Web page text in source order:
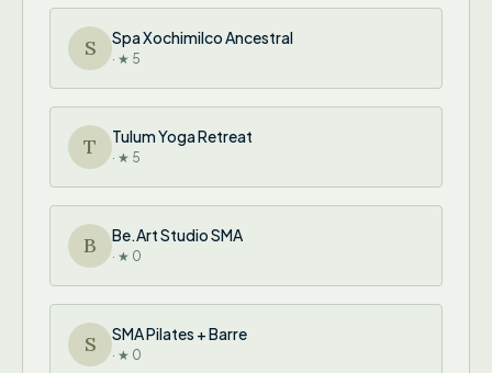
S Spa Xochimilco Ancestral
· ★ 5
T Tulum Yoga Retreat
· ★ 5
B Be.Art Studio SMA
· ★ 0
S SMA Pilates + Barre
· ★ 0